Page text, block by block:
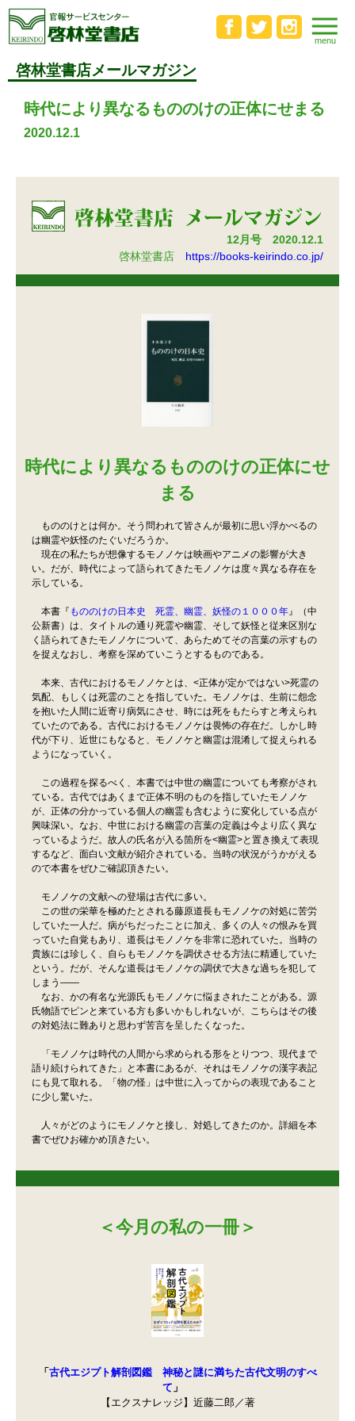
啓林堂書店メールマガジン
時代により異なるもののけの正体にせまる
2020.12.1
12月号 2020.12.1
啓林堂書店 https://books-keirindo.co.jp/
時代により異なるもののけの正体にせ
まる
もののけとは何か。そう問われて皆さんが最初に思い浮かべるの
は幽霊や妖怪のたぐいだろうか。
現在の私たちが想像するモノノケは映画やアニメの影響が大き
い。だが、時代によって語られてきたモノノケは度々異なる存在を
示している。
本書『 もののけの日本史 死霊、幽霊、妖怪の１０００年』（中
公新書）は、タイトルの通り死霊や幽霊、そして妖怪と従来区別な
く語られてきたモノノケについて、あらためてその言葉の示すもの
を捉えなおし、考察を深めていこうとするものである。
本来、古代におけるモノノケとは、<正体が定かではない>死霊の
気配、もしくは死霊のことを指していた。モノノケは、生前に怨念
を抱いた人間に近寄り病気にさせ、時には死をもたらすと考えられ
ていたのである。古代におけるモノノケは畏怖の存在だ。しかし時
代が下り、近世にもなると、モノノケと幽霊は混淆して捉えられる
ようになっていく。
この過程を探るべく、本書では中世の幽霊についても考察がされ
ている。古代ではあくまで正体不明のものを指していたモノノケ
が、正体の分かっている個人の幽霊も含むように変化している点が
興味深い。なお、中世における幽霊の言葉の定義は今より広く異な
っているようだ。故人の氏名が入る箇所を<幽霊>と置き換えて表現
するなど、面白い文献が紹介されている。当時の状況がうかがえる
ので本書をぜひご確認頂きたい。
モノノケの文献への登場は古代に多い。
この世の栄華を極めたとされる藤原道長もモノノケの対処に苦労
していた一人だ。病がちだったことに加え、多くの人々の恨みを買
っていた自覚もあり、道長はモノノケを非常に恐れていた。当時の
貴族には珍しく、自らもモノノケを調伏させる方法に精通していた
という。だが、そんな道長はモノノケの調伏で大きな過ちを犯して
しまう――
なお、かの有名な光源氏もモノノケに悩まされたことがある。源
氏物語でピンと来ている方も多いかもしれないが、こちらはその後
の対処法に難ありと思わず苦言を呈したくなった。
「モノノケは時代の人間から求められる形をとりつつ、現代まで
語り続けられてきた」と本書にあるが、それはモノノケの漢字表記
にも見て取れる。「物の怪」は中世に入ってからの表現であること
に少し驚いた。
人々がどのようにモノノケと接し、対処してきたのか。詳細を本
書でぜひお確かめ頂きたい。
＜今月の私の一冊＞
「 古代エジプト解剖図鑑 神秘と謎に満ちた古代文明のすべ
て 」
【エクスナレッジ】近藤二郎／著